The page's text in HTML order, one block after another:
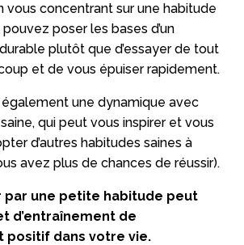
vous concentrant sur une habitude
poser les bases d’un
plutôt que d’essayer de tout
et de vous épuiser rapidement.
une dynamique avec
qui peut vous inspirer et vous
d’autres habitudes saines à
avez plus de chances de réussir).
par une petite habitude peut
d’entraînement de
positif dans votre vie.